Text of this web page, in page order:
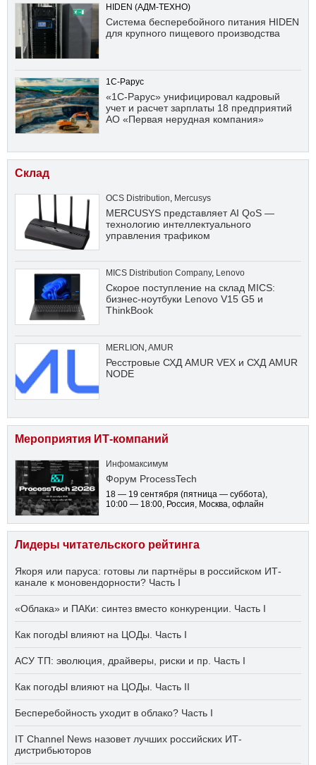
HIDEN (АДМ-ТЕХНО)
Система бесперебойного питания HIDEN
для крупного пищевого производства
1С-Рарус
«1С-Рарус» унифицировал кадровый
учет и расчет зарплаты 18 предприятий
АО «Первая нерудная компания»
Склад
OCS Distribution Mercusys
MERCUSYS представляет AI QoS —
технологию интеллектуального
управления трафиком
MICS Distribution Company, Lenovo
Скорое поступление на склад MICS:
бизнес-ноутбуки Lenovo V15 G5 и
ThinkBook
MERLION AMUR
Ресстровые СХД AMUR VEX и СХД AMUR
NODE
Мероприятия ИТ-компаний
Инфомаксимум
Форум ProcessTech
18 — 19 сентября (пятница — суббота)
10:00 — 18:00 , Россия, Москва, офлайн
Лидеры читательского рейтинга
Якоря или паруса: готовы ли партнёры в российском ИТ-
канале к моновендорности? Часть I
«Облака» и ПАКи: синтез вместо конкуренции. Часть I
Как погодЫ влияют на ЦОДы. Часть I
АСУ ТП: эволюция, драйверы, риски и пр. Часть I
Как погодЫ влияют на ЦОДы. Часть II
Бесперебойность уходит в облако? Часть I
IT Channel News назовет лучших российских ИТ-
дистрибьюторов